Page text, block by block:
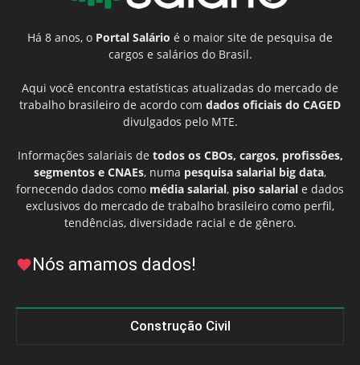
Há 8 anos, o Portal Salário é o maior site de pesquisa de
cargos e salários do Brasil.
Aqui você encontra estatísticas atualizadas do mercado de
trabalho brasileiro de acordo com dados oficiais do CAGED
divulgados pelo MTE.
Informações salariais de todos os CBOs, cargos, profissões,
segmentos e CNAEs, numa pesquisa salarial big data,
fornecendo dados como média salarial, piso salarial e dados
exclusivos do mercado de trabalho brasileiro como perfil,
tendências, diversidade racial e de gênero.
Nós amamos dados!
Construção Civil